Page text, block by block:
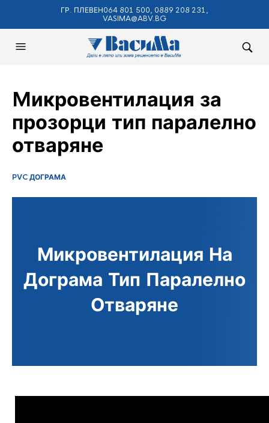
ГР. ПЛЕВЕН064 801 500, 0889 208 231,
VASIMA@ABV.BG
Mикровентилация за
прозорци тип паралелно
отваряне
PVC ДОГРАМА
Микровентилация На
Дограма Тип Паралелно
Отваряне